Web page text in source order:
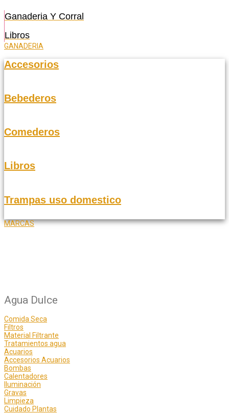
Ganaderia Y Corral
Libros
GANADERIA
Accesorios
Bebederos
Comederos
Libros
Trampas uso domestico
MARCAS
Agua Dulce
Comida Seca
Filtros
Material Filtrante
Tratamientos agua
Acuarios
Accesorios Acuarios
Bombas
Calentadores
Iluminación
Gravas
Limpieza
Cuidado Plantas